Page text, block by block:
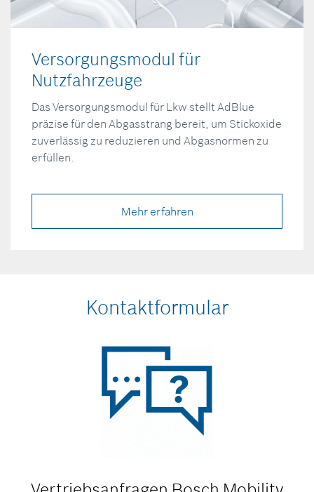
Versorgungsmodul für
Nutzfahrzeuge
Das Versorgungsmodul für Lkw stellt AdBlue
präzise für den Abgasstrang bereit, um Stickoxide
zuverlässig zu reduzieren und Abgasnormen zu
erfüllen.
Mehr erfahren
Kontaktformular